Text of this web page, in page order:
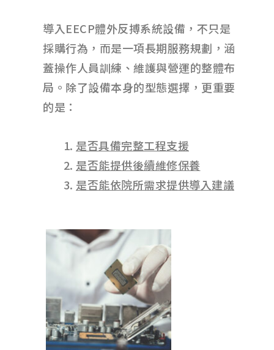
導入EECP體外反搏系統設備，不只是
採購行為，而是一項長期服務規劃，涵
蓋操作人員訓練、維護與營運的整體布
局。 除了設備本身的型態選擇，更重要
的是：
是否具備完整工程支援
是否能提供後續維修保養
是否能依院所需求提供導入建議